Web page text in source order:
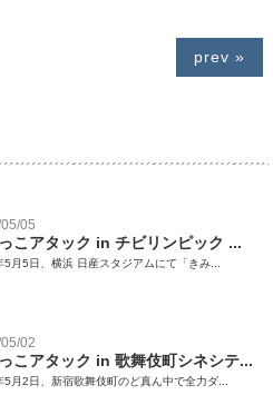
prev »
05
こアタック in チビリンピック ...
月5日、横浜 日産スタジアムにて「きみ...
02
こアタック in 歌舞伎町シネシテ...
5月2日、新宿歌舞伎町のど真ん中で全力ダ...